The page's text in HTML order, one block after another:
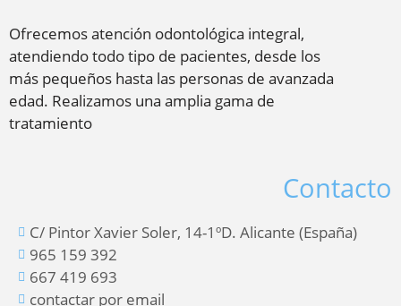
Ofrecemos atención odontológica integral,
atendiendo todo tipo de pacientes, desde los
más pequeños hasta las personas de avanzada
edad. Realizamos una amplia gama de
tratamiento
Contacto
C/ Pintor Xavier Soler, 14-1ºD. Alicante (España)
965 159 392
667 419 693
contactar por email